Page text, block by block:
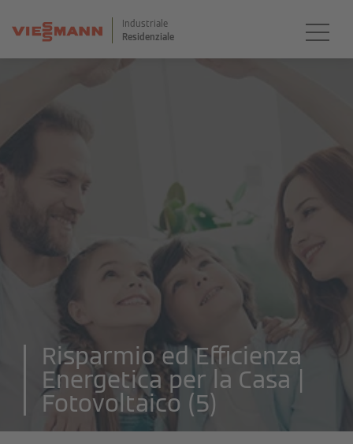
Industriale
Residenziale
Risparmio ed Efficienza
Energetica per la Casa |
Fotovoltaico (5)